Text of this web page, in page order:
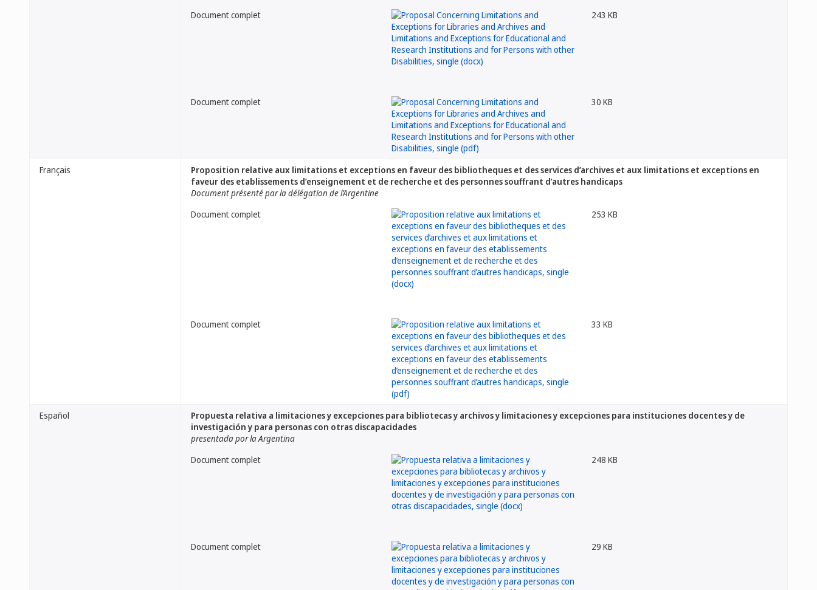
Document complet
243 KB
Document complet 30 KB
Français
Proposition relative aux limitations et exceptions en faveur des bibliotheques et des services d’archives et aux limitations et exceptions en
faveur des etablissements d’enseignement et de recherche et des personnes souffrant d’autres handicaps
Document présenté par la délégation de l’Argentine
Document complet
253 KB
Document complet 33 KB
Español
Propuesta relativa a limitaciones y excepciones para bibliotecas y archivos y limitaciones y excepciones para instituciones docentes y de
investigación y para personas con otras discapacidades
presentada por la Argentina
Document complet
248 KB
Document complet 29 KB